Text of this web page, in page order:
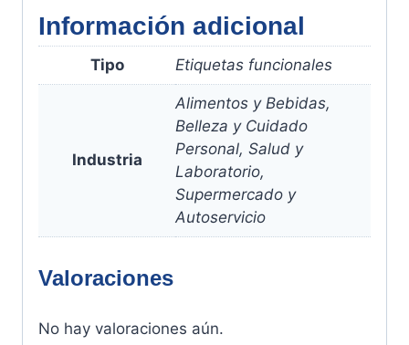
Información adicional
Tipo Etiquetas funcionales
Industria
Alimentos y Bebidas,
Belleza y Cuidado
Personal, Salud y
Laboratorio,
Supermercado y
Autoservicio
Valoraciones
No hay valoraciones aún.